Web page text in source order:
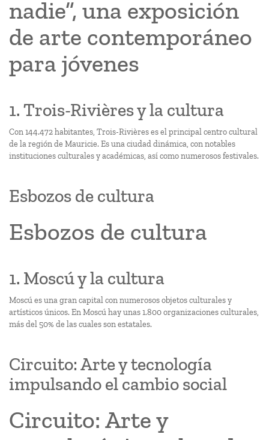
nadie”, una exposición
de arte contemporáneo
para jóvenes
1. Trois-Rivières y la cultura
Con 144.472 habitantes, Trois-Rivières es el principal centro cultural
de la región de Mauricie. Es una ciudad dinámica, con notables
instituciones culturales y académicas, así como numerosos festivales.
Esbozos de cultura
Esbozos de cultura
1. Moscú y la cultura
Moscú es una gran capital con numerosos objetos culturales y
artísticos únicos. En Moscú hay unas 1.800 organizaciones culturales,
más del 50% de las cuales son estatales.
Circuito: Arte y tecnología
impulsando el cambio social
Circuito: Arte y